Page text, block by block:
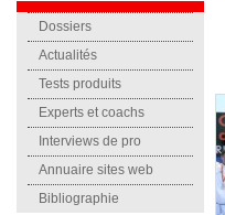
Dossiers
Actualités
Tests produits
Experts et coachs
Interviews de pro
Annuaire sites web
Bibliographie